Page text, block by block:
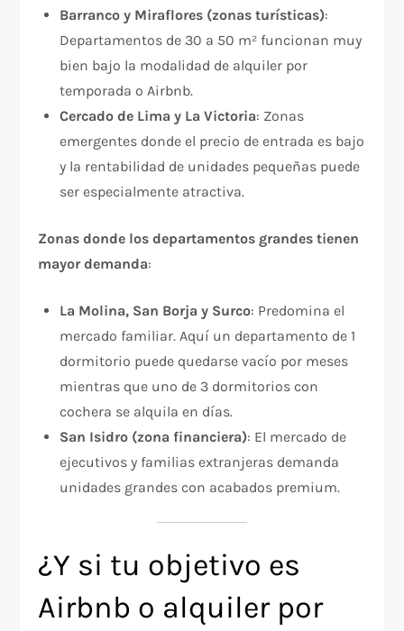
Barranco y Miraflores (zonas turísticas):
Departamentos de 30 a 50 m² funcionan muy
bien bajo la modalidad de alquiler por
temporada o Airbnb.
Cercado de Lima y La Victoria: Zonas
emergentes donde el precio de entrada es bajo
y la rentabilidad de unidades pequeñas puede
ser especialmente atractiva.
Zonas donde los departamentos grandes tienen
mayor demanda:
La Molina, San Borja y Surco: Predomina el
mercado familiar. Aquí un departamento de 1
dormitorio puede quedarse vacío por meses
mientras que uno de 3 dormitorios con
cochera se alquila en días.
San Isidro (zona financiera): El mercado de
ejecutivos y familias extranjeras demanda
unidades grandes con acabados premium.
¿Y si tu objetivo es
Airbnb o alquiler por